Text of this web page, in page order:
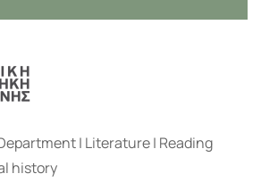
| Literature | Reading
history